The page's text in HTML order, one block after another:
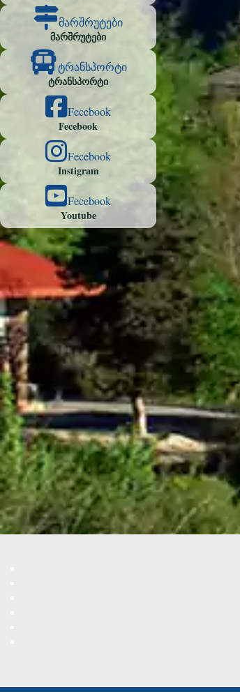
მარშრუტები
მარშრუტები
ტრანსპორტი
ტრანსპორტი
Fecebook
Fecebook
Fecebook
Instigram
Fecebook
Youtube